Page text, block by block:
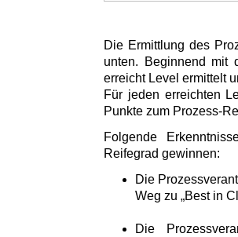
Die Ermittlung des
unten. Beginnend mit
erreicht Level ermittelt
Für jeden erreichten
Punkte zum Prozess-
Folgende
Reifegrad gewinnen:
Die
Weg zu „Best in
Die